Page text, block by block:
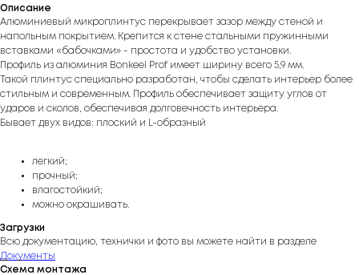
Описание
Алюминиевый микроплинтус перекрывает зазор между стеной и
напольным покрытием. Крепится к стене стальными пружинными
вставками «бабочками» - простота и удобство установки.
Профиль из алюминия Bonkeel Prof имеет ширину всего 5,9 мм.
Такой плинтус специально разработан, чтобы сделать интерьер более
стильным и современным. Профиль обеспечивает защиту углов от
ударов и сколов, обеспечивая долговечность интерьера.
Бывает двух видов: плоский и L-образный
легкий;
прочный;
влагостойкий;
можно окрашивать.
Загрузки
Всю документацию, технички и фото вы можете найти в разделе
Документы
Схема монтажа